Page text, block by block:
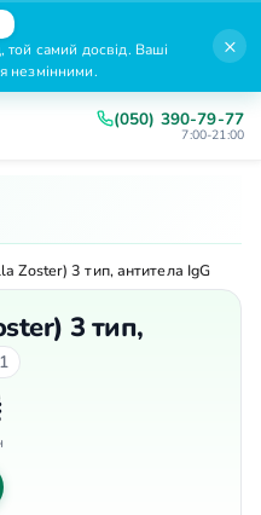
самий досвід. Ваші
незмінними.
×
(050) 390-79-77
7:00-21:00
Zoster) 3 тип, антитела IgG
3 тип,